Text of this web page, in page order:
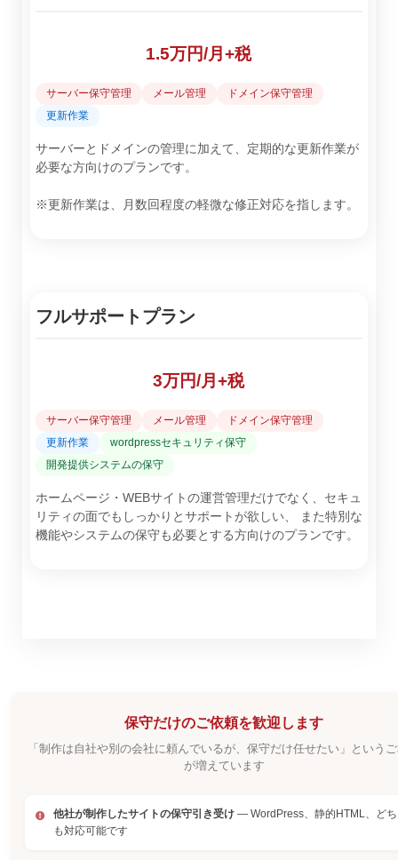
1.5万円/月+税
サーバー保守管理 メール管理
ドメイン保守管理
更新作業
サーバーとドメインの管理に加えて、定期的な更新作業が
必要な方向けのプランです。
※更新作業は、月数回程度の軽微な修正対応を指します。
フルサポートプラン
3万円/月+税
サーバー保守管理 メール管理
ドメイン保守管理
更新作業
wordpressセキュリティ保守
開発提供システムの保守
ホームページ・WEBサイトの運営管理だけでなく、セキュ
リティの面でもしっかりとサポートが欲しい、 また特別な
機能やシステムの保守も必要とする方向けのプランです。
保守だけのご依頼を歓迎します
「制作は自社や別の会社に頼んでいるが、保守だけ任せたい」という
が増えています
他社が制作したサイトの保守引き受け — WordPress、静的HTML、ど
も対応可能です